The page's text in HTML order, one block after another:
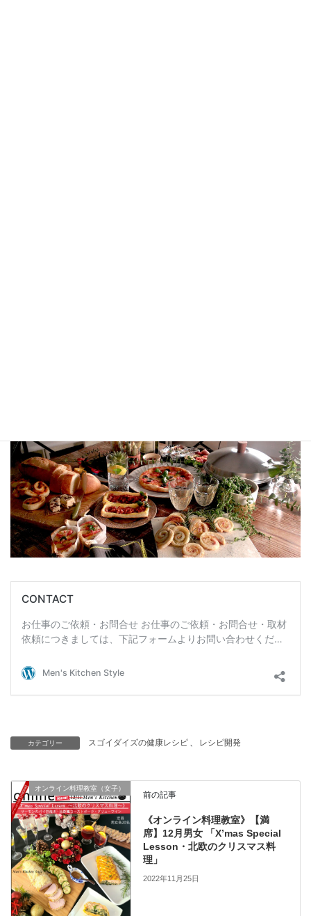
カテゴリー スゴイダイズの健康レシピ 、 レシピ開発
オンライン料理教室（女子）
前の記事
《オンライン料理教室》【満
席】12月男女 「X’mas Special
Lesson・北欧のクリスマス料
理」
2022年11月25日